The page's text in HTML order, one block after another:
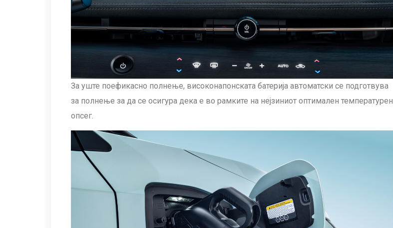
За уште поефикасно полнење, високонапонската батерија автоматски се подготвува
за полнење за да се осигура дека е во рамките на нејзиниот оптимален температурен
опсег.